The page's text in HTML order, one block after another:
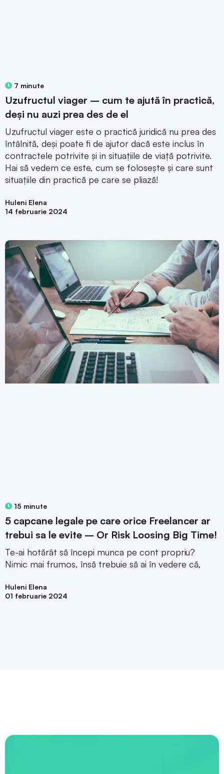
7 minute
Uzufructul viager – cum te ajută în practică,
deși nu auzi prea des de el
Uzufructul viager este o practică juridică nu prea des
întâlnită, deși poate fi de ajutor dacă este inclus în
contractele potrivite și in situațiile de viață potrivite.
Hai să vedem ce este, cum se folosește și care sunt
situațiile din practică pe care se pliază!
Huleni Elena
14 februarie 2024
15 minute
5 capcane legale pe care orice Freelancer ar
trebui sa le evite – Or Risk Loosing Big Time!
Te-ai hotărât să începi munca pe cont propriu?
Nimic mai frumos, însă trebuie să ai în vedere că,
Huleni Elena
01 februarie 2024